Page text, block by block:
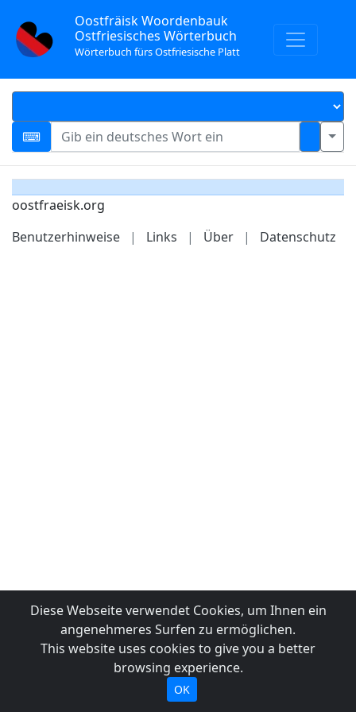
Oostfräisk Woordenbauk
Ostfriesisches Wörterbuch
Wörterbuch fürs Ostfriesische Platt
oostfraeisk.org
Benutzerhinweise
| Links | Über | Datenschutz
Diese Webseite verwendet Cookies, um Ihnen ein
angenehmeres Surfen zu ermöglichen.
This website uses cookies to give you a better
browsing experience.
OK